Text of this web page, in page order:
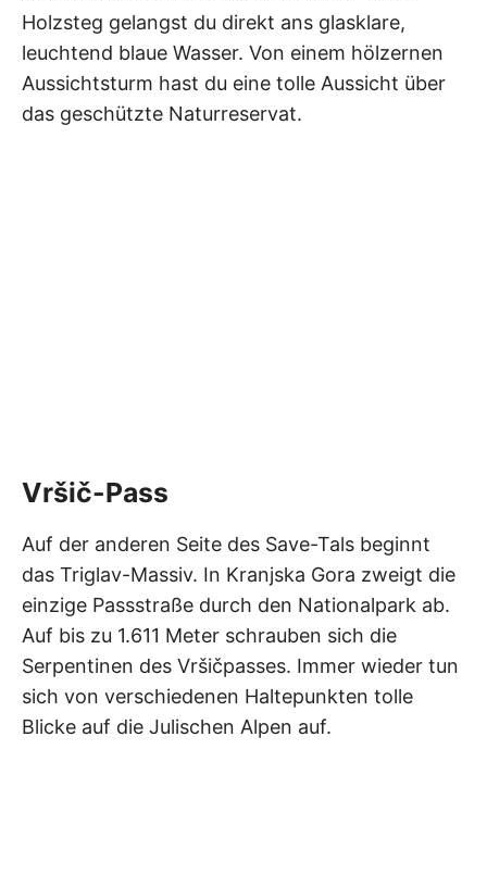
Holzsteg gelangst du direkt ans glasklare,
leuchtend blaue Wasser. Von einem hölzernen
Aussichtsturm hast du eine tolle Aussicht über
das geschützte Naturreservat.
Vršič-Pass
Auf der anderen Seite des Save-Tals beginnt
das Triglav-Massiv. In Kranjska Gora zweigt die
einzige Passstraße durch den Nationalpark ab.
Auf bis zu 1.611 Meter schrauben sich die
Serpentinen des Vršičpasses. Immer wieder tun
sich von verschiedenen Haltepunkten tolle
Blicke auf die Julischen Alpen auf.